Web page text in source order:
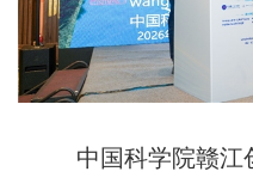
中国科学院赣江